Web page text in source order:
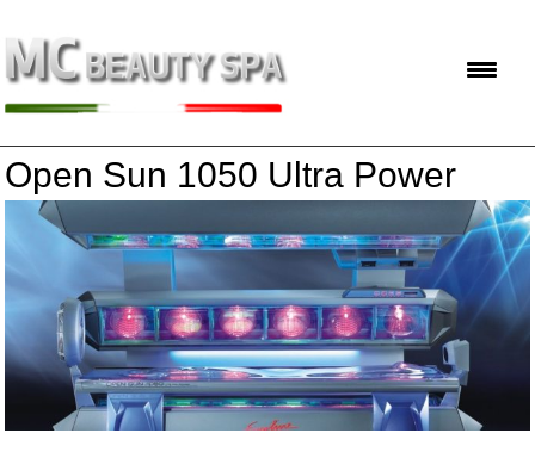
Open Sun 1050 Ultra Power